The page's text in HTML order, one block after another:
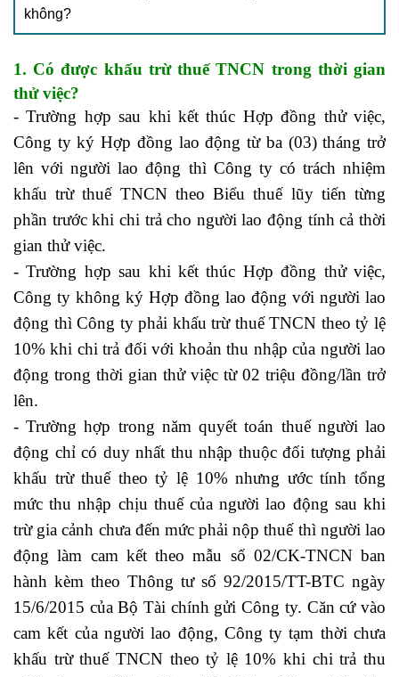
không?
1. Có được khấu trừ thuế TNCN trong thời gian
thử việc?
- Trường hợp sau khi kết thúc Hợp đồng thử việc,
Công ty ký Hợp đồng lao động từ ba (03) tháng trở
lên với người lao động thì Công ty có trách nhiệm
khấu trừ thuế TNCN theo Biểu thuế lũy tiến từng
phần trước khi chi trả cho người lao động tính cả thời
gian thử việc.
- Trường hợp sau khi kết thúc Hợp đồng thử việc,
Công ty không ký Hợp đồng lao động với người lao
động thì Công ty phải khấu trừ thuế TNCN theo tỷ lệ
10% khi chi trả đối với khoản thu nhập của người lao
động trong thời gian thử việc từ 02 triệu đồng/lần trở
lên.
- Trường hợp trong năm quyết toán thuế người lao
động chỉ có duy nhất thu nhập thuộc đối tượng phải
khấu trừ thuế theo tỷ lệ 10% nhưng ước tính tổng
mức thu nhập chịu thuế của người lao động sau khi
trừ gia cảnh chưa đến mức phải nộp thuế thì người lao
động làm cam kết theo mẫu số 02/CK-TNCN ban
hành kèm theo Thông tư số 92/2015/TT-BTC ngày
15/6/2015 của Bộ Tài chính gửi Công ty. Căn cứ vào
cam kết của người lao động, Công ty tạm thời chưa
khấu trừ thuế TNCN theo tỷ lệ 10% khi chi trả thu